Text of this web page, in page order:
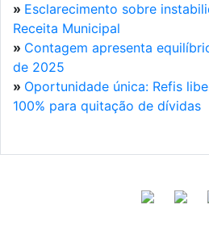
» Esclarecimento sobre
Receita Municipal
» Contagem apresenta
de 2025
» Oportunidade única: Refis
100% para quitação de dívidas